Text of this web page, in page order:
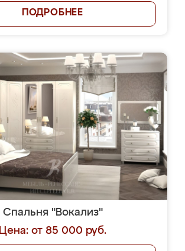
ПОДРОБНЕЕ
Спальня "Вокализ"
Цена: от 85 000 руб.